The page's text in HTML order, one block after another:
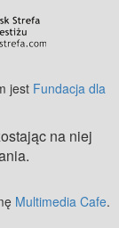
jest Fundacja dla
na niej
Multimedia Cafe.